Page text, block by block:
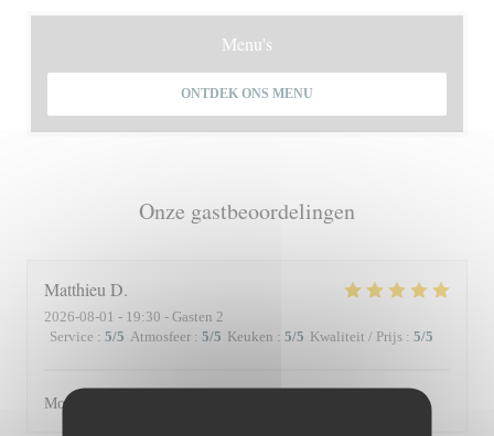
Onze gastbeoordelingen
Matthieu D
2026-08-01 - 19:30 - Gasten 2
Service : 5/5 Atmosfeer : 5/5 Keuken : 5/5 Kwaliteit / Prijs : 5/5
Moment superbe, du service à l’assiette !
Menu's
ONTDEK ONS MENU